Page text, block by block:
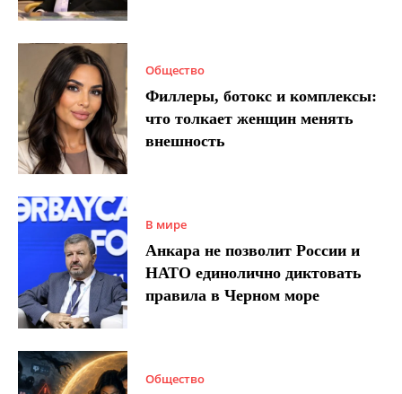
Общество
Филлеры, ботокс и комплексы:
что толкает женщин менять
внешность
В мире
Анкара не позволит России и
НАТО единолично диктовать
правила в Черном море
Общество